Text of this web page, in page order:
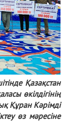
Қазақстан
өкілдігінің
Құран Кәрімді
өз мәресіне